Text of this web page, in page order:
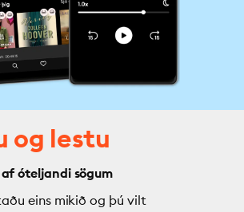
og lestu
óteljandi sögum
eins mikið og þú vilt